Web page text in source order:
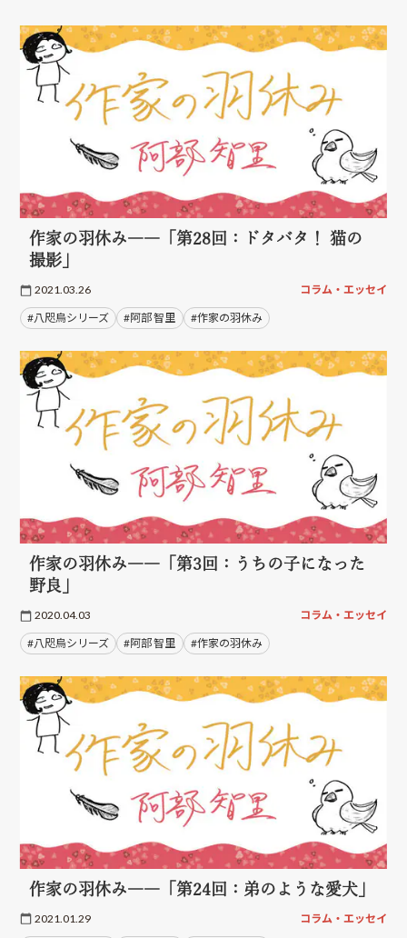
作家の羽休み――「第28回：ドタバタ！ 猫の
撮影」
2021.03.26 コラム・エッセイ
#八咫烏シリーズ #阿部 智里 #作家の羽休み
作家の羽休み――「第3回：うちの子になった
野良」
2020.04.03 コラム・エッセイ
#八咫烏シリーズ #阿部 智里 #作家の羽休み
作家の羽休み――「第24回：弟のような愛犬」
2021.01.29 コラム・エッセイ